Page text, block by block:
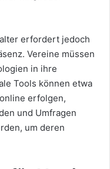
erfordert jedoch
Vereine müssen
in ihre
Tools können etwa
erfolgen,
und Umfragen
um deren